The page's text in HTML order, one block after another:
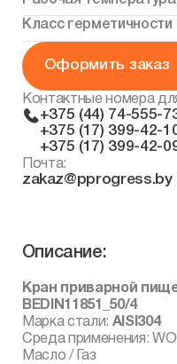
Класс герметичности
Оформить заказ
Контактные номера
+375 (44) 74-555-
+375 (17) 399-42-
+375 (17) 399-42-
Почта:
zakaz@pprogress.by
Описание:
Кран приварной
BEDIN11851_50/4
Марка стали: AISI304
Среда применения:
Масло / Газ